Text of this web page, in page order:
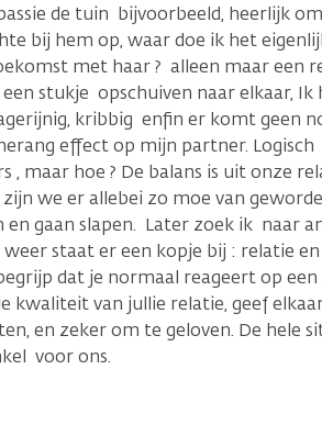
de tuin bijvoorbeeld, heerlijk
bij hem op, waar doe ik het
met haar ? alleen maar een
stukje opschuiven naar elkaar, Ik
kribbig enfin er komt geen
effect op mijn partner.
, maar hoe ? De balans is uit onze
we er allebei zo moe van
en gaan slapen. Later zoek ik naar
staat er een kopje bij : relatie en
dat je normaal reageert op
kwaliteit van jullie relatie, geef
en zeker om te geloven. De hele
voor ons.